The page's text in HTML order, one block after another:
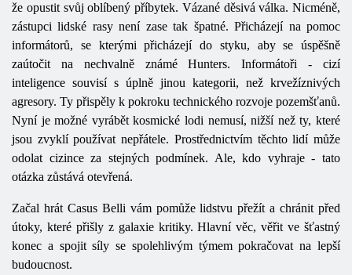
že opustit svůj oblíbený příbytek. Vázané děsivá válka. Nicméně,
zástupci lidské rasy není zase tak špatné. Přicházejí na pomoc
informátorů, se kterými přicházejí do styku, aby se úspěšně
zaútočit na nechvalně známé Hunters. Informátoři - cizí
inteligence souvisí s úplně jinou kategorii, než krvežíznivých
agresory. Ty přispěly k pokroku technického rozvoje pozemšťanů.
Nyní je možné vyrábět kosmické lodi nemusí, nižší než ty, které
jsou zvyklí používat nepřátele. Prostřednictvím těchto lidí může
odolat cizince za stejných podmínek. Ale, kdo vyhraje - tato
otázka zůstává otevřená.
Začal hrát Casus Belli vám pomůže lidstvu přežít a chránit před
útoky, které přišly z galaxie kritiky. Hlavní věc, věřit ve šťastný
konec a spojit síly se spolehlivým týmem pokračovat na lepší
budoucnost.